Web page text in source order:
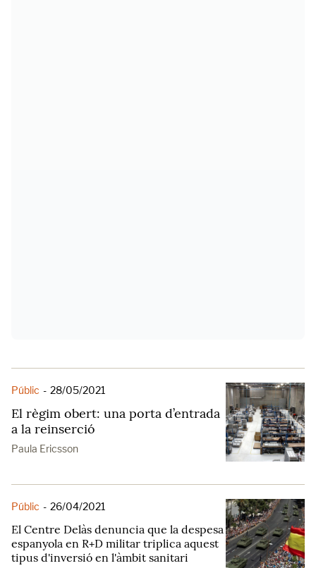
Públic - 28/05/2021
El règim obert: una porta d’entrada
a la reinserció
Paula Ericsson
Públic - 26/04/2021
El Centre Delàs denuncia que la despesa
espanyola en R+D militar triplica aquest
tipus d'inversió en l'àmbit sanitari